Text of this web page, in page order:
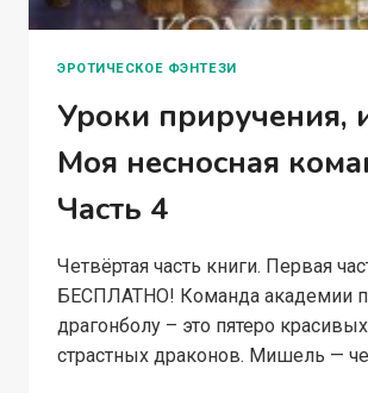
ЭРОТИЧЕСКОЕ ФЭНТЕЗИ
Уроки приручения,
Моя несносная
Часть 4
Четвёртая часть книги. Первая
БЕСПЛАТНО! Команда академии
драгонболу – это пятеро
страстных драконов. Мишель —